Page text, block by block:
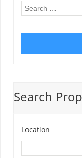
Search
Location